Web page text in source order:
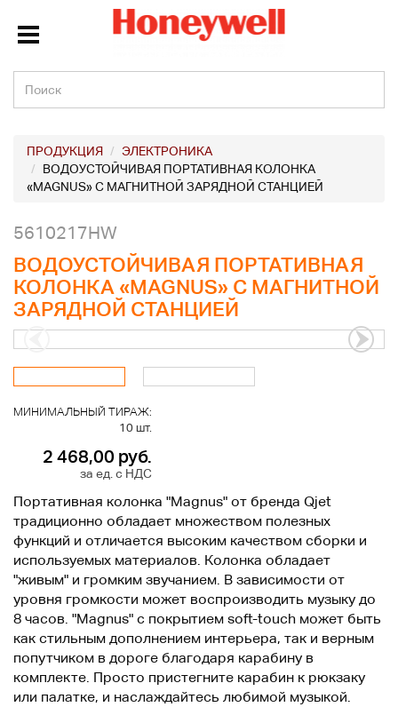
ПРОДУКЦИЯ
ЭЛЕКТРОНИКА
ВОДОУСТОЙЧИВАЯ ПОРТАТИВНАЯ КОЛОНКА
«MAGNUS» С МАГНИТНОЙ ЗАРЯДНОЙ СТАНЦИЕЙ
5610217HW
ВОДОУСТОЙЧИВАЯ ПОРТАТИВНАЯ
КОЛОНКА «MAGNUS» С МАГНИТНОЙ
ЗАРЯДНОЙ СТАНЦИЕЙ
МИНИМАЛЬНЫЙ ТИРАЖ:
10 шт.
2 468,00 руб.
за ед. с НДС
Портативная колонка "Magnus" от бренда Qjet
традиционно обладает множеством полезных
функций и отличается высоким качеством сборки и
используемых материалов. Колонка обладает
"живым" и громким звучанием. В зависимости от
уровня громкости может воспроизводить музыку до
8 часов. "Magnus" с покрытием soft-touch может быть
как стильным дополнением интерьера, так и верным
попутчиком в дороге благодаря карабину в
комплекте. Просто пристегните карабин к рюкзаку
или палатке, и наслаждайтесь любимой музыкой.